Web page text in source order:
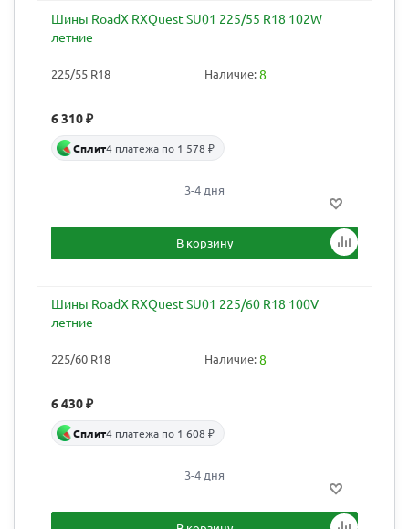
Шины RoadX RXQuest SU01 225/55 R18 102W
летние
225/55 R18 Наличие:8
6 310₽
Сплит4 платежа по 1 578 ₽
3-4 дня
В корзину
Шины RoadX RXQuest SU01 225/60 R18 100V
летние
225/60 R18 Наличие:8
6 430₽
Сплит4 платежа по 1 608 ₽
3-4 дня